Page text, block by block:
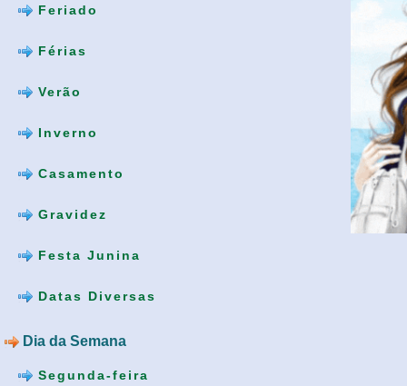
Feriado
Férias
Verão
Inverno
Casamento
Gravidez
Festa Junina
Datas Diversas
Dia da Semana
Segunda-feira